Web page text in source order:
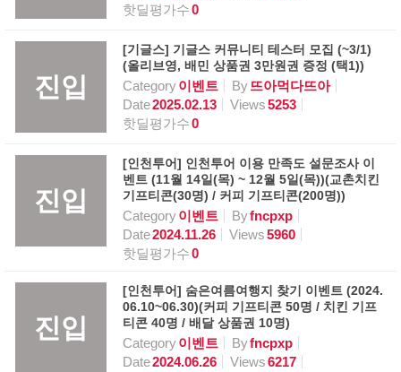
핫딜평가수0
진입
[기글스] 기글스 커뮤니티 테스터 모집 (~3/1)
(올리브영, 배민 상품권 3만원권 증정 (택1))
Category이벤트 By뜨아먹다뜨아
Date2025.02.13 Views5253
핫딜평가수0
진입
[인천투어] 인천투어 이용 만족도 설문조사 이
벤트 (11월 14일(목) ~ 12월 5일(목))(교촌치킨
기프티콘(30명) / 커피 기프티콘(200명))
Category이벤트 Byfncpxp
Date2024.11.26 Views5960
핫딜평가수0
진입
[인천투어] 숨은여름여행지 찾기 이벤트 (2024.
06.10~06.30)(커피 기프티콘 50명 / 치킨 기프
티콘 40명 / 배달 상품권 10명)
Category이벤트 Byfncpxp
Date2024.06.26 Views6217